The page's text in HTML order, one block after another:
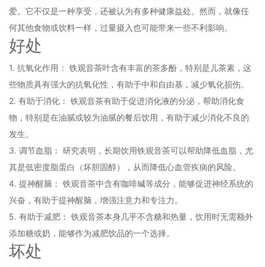
爱。它不仅是一种享受，还被认为有多种健康益处。然而，就像任
何其他食物或饮料一样，过量摄入也可能带来一些不利影响。
好处
1. 抗氧化作用： 铁观音茶叶含有丰富的茶多酚，特别是儿茶素，这
些物质具有强大的抗氧化性，有助于中和自由基，减少氧化损伤。
2. 有助于消化： 铁观音茶有助于促进消化液的分泌，帮助消化食
物，特别是在油腻或较为油腻的餐后饮用，有助于减少消化不良的
发生。
3. 调节血脂： 研究表明，长期饮用铁观音茶可以帮助降低血脂，尤
其是低密度脂蛋白（坏胆固醇），从而降低心血管疾病的风险。
4. 提神醒脑： 铁观音茶中含有咖啡碱等成分，能够促进神经系统的
兴奋，有助于提神醒脑，增强注意力和专注力。
5. 有助于减肥： 铁观音茶本身几乎不含糖和热量，饮用时无需额外
添加糖或奶，能够作为减肥饮品的一个选择。
坏处